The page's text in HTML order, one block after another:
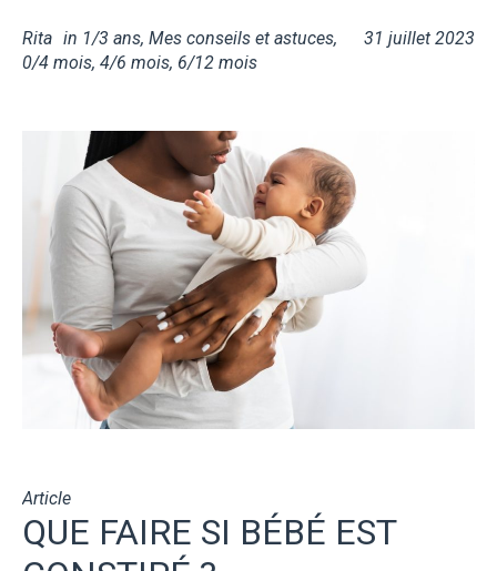
31 juillet 2023
Rita in 1/3 ans, Mes conseils et astuces,
0/4 mois, 4/6 mois, 6/12 mois
Article
QUE FAIRE SI BÉBÉ EST